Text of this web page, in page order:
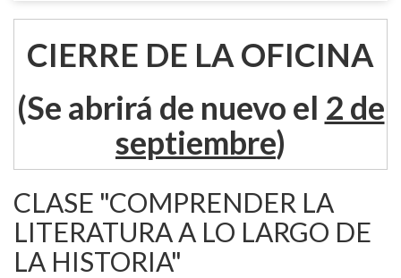
CIERRE DE LA OFICINA
(Se abrirá de nuevo el 2 de
septiembre)
CLASE "COMPRENDER LA
LITERATURA A LO LARGO DE
LA HISTORIA"